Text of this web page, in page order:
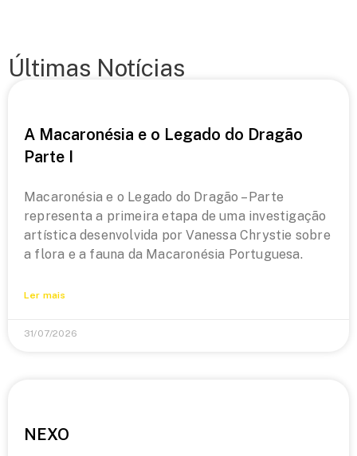
Últimas Notícias
A Macaronésia e o Legado do Dragão
Parte I
Macaronésia e o Legado do Dragão – Parte
representa a primeira etapa de uma investigação
artística desenvolvida por Vanessa Chrystie sobre
a flora e a fauna da Macaronésia Portuguesa.
Ler mais
31/07/2026
NEXO